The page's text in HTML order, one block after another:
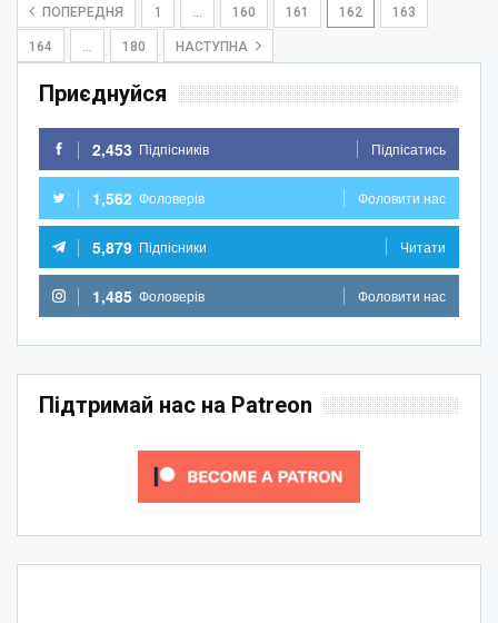
ПОПЕРЕДНЯ 1 160 161 162 163
164 180 НАСТУПНА
Приєднуйся
2,453 Підпісників Підпісатись
1,562 Фоловерів Фоловити нас
5,879 Підпісники Читати
1,485 Фоловерів Фоловити нас
Підтримай нас на Patreon